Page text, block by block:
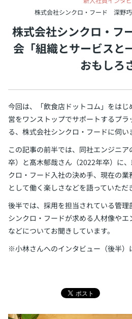
新卒エージェント
イベント・セミナー
ナレッジ
リファレンス
プラン
個人向けプラン
法人向けプラン
学校向けプラン
契約内容・クーポン
評価結果一覧
再チャレンジ結果一覧
paiza times
株式会社シンクロ・フード 深野
株式会社シンクロ・フ
会 「組織とサービス
おもしろ
今回は、「飲食店ドットコム」をは
営をワンストップでサポートするプ
る、株式会社シンクロ・フードに伺い
この記事の前半では、同社エンジニ
卒）と髙木郁哉さん（2022年卒）に
クロ・フード入社の決め手、現在の
として働く楽しさなどを語っていただ
後半では、採用を担当されている管理
シンクロ・フードが求める人材像や
などについてお聞きしています。
※小林さんへのインタビュー（後半）